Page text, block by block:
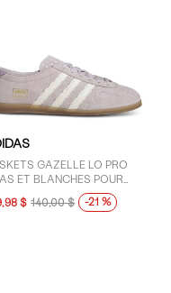
GAZELLE LO PRO
ET BLANCHES POUR
$ 140,00 $ -21 %